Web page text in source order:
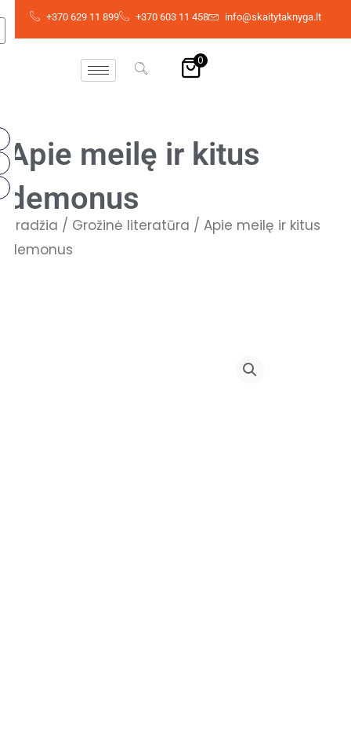
Pereiti
+370 629 11 899 +370 603 11 458 info@skaitytaknyga.lt
0
Apie meilę ir kitus
demonus
Pradžia / Grožinė literatūra / Apie meilę ir kitus
demonus